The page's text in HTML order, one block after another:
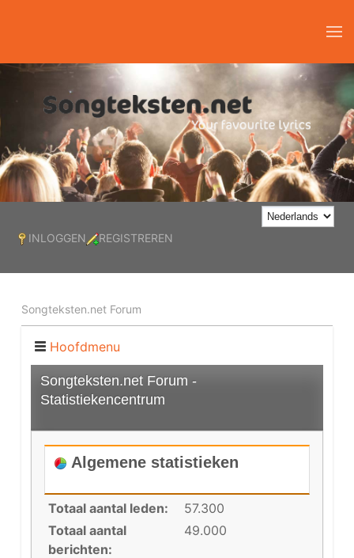
INLOGGEN REGISTREREN
Songteksten.net Forum
Hoofdmenu
Songteksten.net Forum -
Statistiekencentrum
Algemene statistieken
Totaal aantal leden:
57.300
Totaal aantal
berichten:
49.000